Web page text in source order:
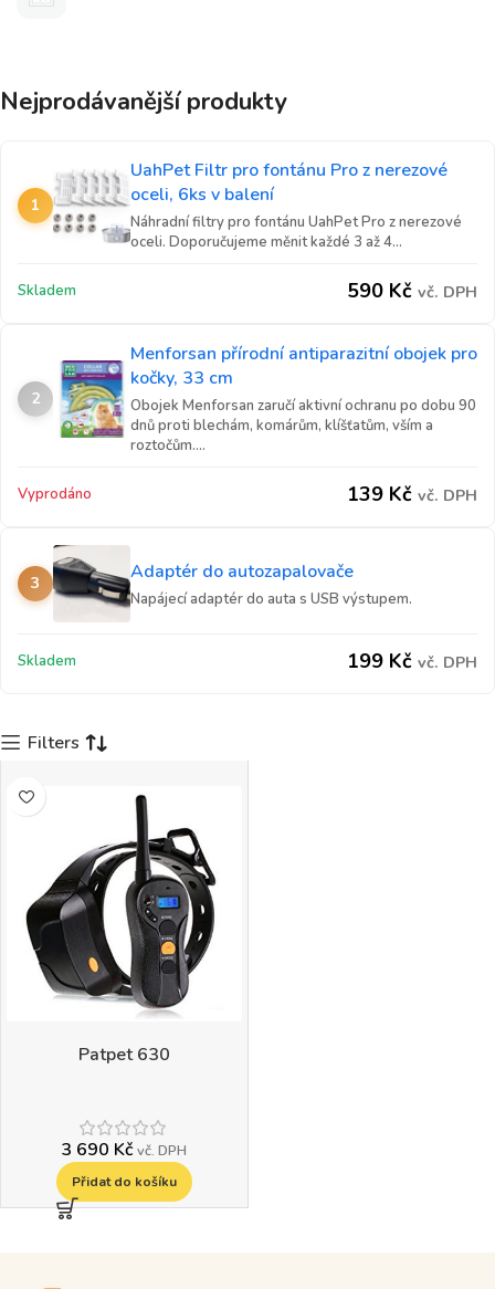
Nejprodávanější produkty
1
UahPet Filtr pro fontánu Pro z nerezové
oceli, 6ks v balení
Náhradní filtry pro fontánu UahPet Pro z nerezové
oceli. Doporučujeme měnit každé 3 až 4...
Skladem 590 Kč vč. DPH
2
Menforsan přírodní antiparazitní obojek pro
kočky, 33 cm
Obojek Menforsan zaručí aktivní ochranu po dobu 90
dnů proti blechám, komárům, klíšťatům, vším a
roztočům....
Vyprodáno 139 Kč vč. DPH
3 Adaptér do autozapalovače
Napájecí adaptér do auta s USB výstupem.
Skladem 199 Kč vč. DPH
Filters
Patpet 630
3 690 Kč vč. DPH
Přidat do košíku